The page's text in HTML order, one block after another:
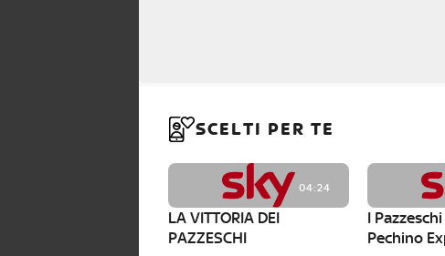
SCELTI PER TE
04:24
LA VITTORIA DEI
PAZZESCHI
I
Pechino